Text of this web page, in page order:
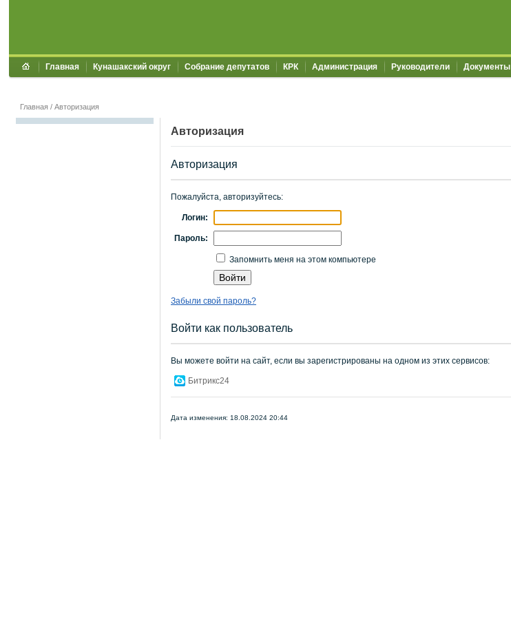
Главная Кунашакский округ Собрание депутатов КРК Администрация Руководители Документы
Главная / Авторизация
Авторизация
Авторизация
Пожалуйста, авторизуйтесь:
Логин:
Пароль:
Запомнить меня на этом компьютере
Забыли свой пароль?
Войти как пользователь
Вы можете войти на сайт, если вы зарегистрированы на одном из этих сервисов:
Битрикс24
Дата изменения: 18.08.2024 20:44